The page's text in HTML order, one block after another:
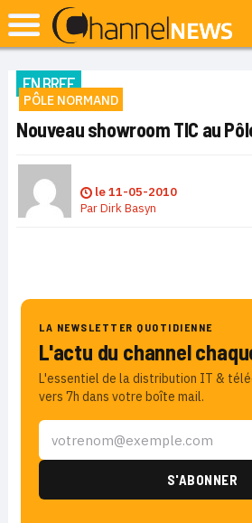
EN BREF
PÔLE NORMAND
Nouveau showroom TIC au
le11-05-2010
ParDirk Basyn
LA NEWSLETTER QUOTIDIENNE
L'actu du channel
L'essentiel de la distribution IT &
vers 7h dans votre boîte mail.